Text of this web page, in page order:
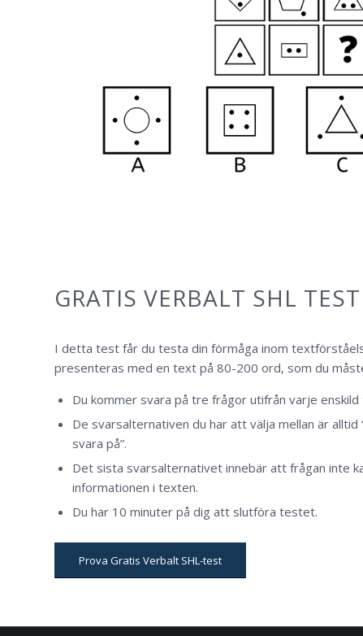
GRATIS VERBALT SHL TEST
I detta test får du testa din förmåga inom
presenteras med en text på 80-200 ord, som du
Du kommer svara på tre frågor utifrån varje enskild
De svarsalternativen du har att välja mellan är alltid
svara på”.
Det sista svarsalternativet innebär att frågan inte
informationen i texten.
Du har 10 minuter på dig att slutföra testet.
Prova Gratis Verbalt SHL-test